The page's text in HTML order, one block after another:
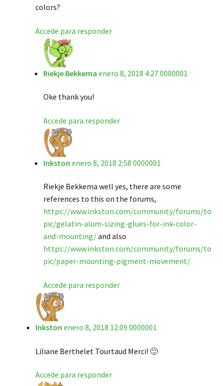
colors?
Accede para responder
Riekje Bekkema enero 8, 2018 4:27 0000001
Oke thank you!
Accede para responder
Inkston enero 8, 2018 2:58 0000001
Riekje Bekkema well yes, there are some
references to this on the forums,
https://www.inkston.com/community/forums/to
pic/gelatin-alum-sizing-glues-for-ink-color-
and-mounting/and also
https://www.inkston.com/community/forums/to
pic/paper-mounting-pigment-movement/
Accede para responder
Inkston enero 8, 2018 12:09 0000001
Liliane Berthelet Tourtaud Merci! 🙂
Accede para responder